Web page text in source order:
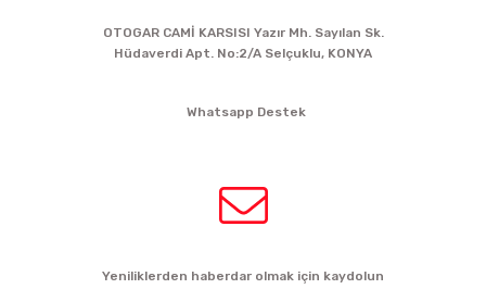
OTOGAR CAMİ KARSISI Yazır Mh. Sayılan Sk.
Hüdaverdi Apt. No:2/A Selçuklu, KONYA
Whatsapp Destek
Yeniliklerden haberdar olmak için kaydolun